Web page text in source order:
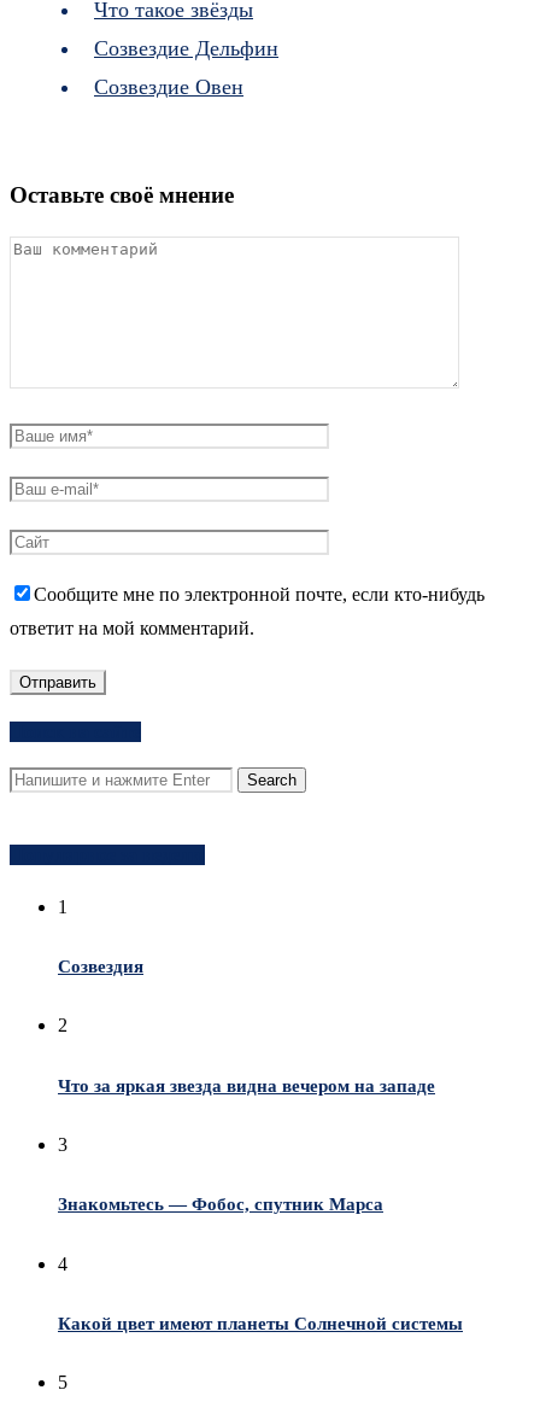
Что такое звёзды
Созвездие Дельфин
Созвездие Овен
Оставьте своё мнение
Сообщите мне по электронной почте, если кто-нибудь
ответит на мой комментарий.
1
Созвездия
2
Что за яркая звезда видна вечером на западе
3
Знакомьтесь — Фобос, спутник Марса
4
Какой цвет имеют планеты Солнечной системы
5